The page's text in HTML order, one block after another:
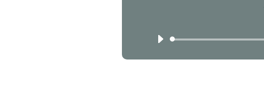
Reproductor